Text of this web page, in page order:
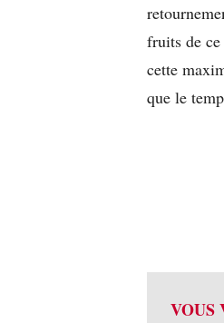
fruits de
cette
que le
VOUS